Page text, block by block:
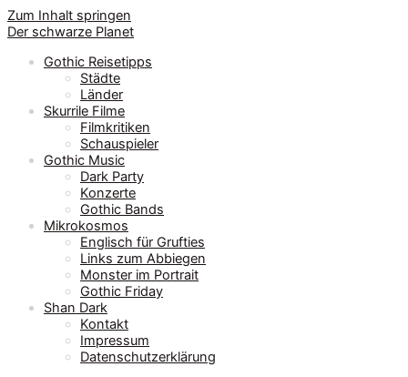
Zum Inhalt springen
Der schwarze Planet
Gothic Reisetipps
Städte
Länder
Skurrile Filme
Filmkritiken
Schauspieler
Gothic Music
Dark Party
Konzerte
Gothic Bands
Mikrokosmos
Englisch für Grufties
Links zum Abbiegen
Monster im Portrait
Gothic Friday
Shan Dark
Kontakt
Impressum
Datenschutzerklärung